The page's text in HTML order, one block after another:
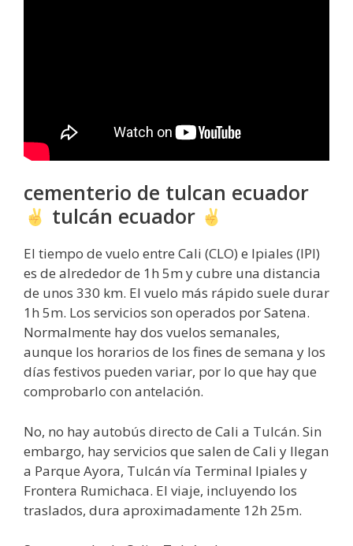
cementerio de tulcan ecuador
tulcán ecuador
El tiempo de vuelo entre Cali (CLO) e Ipiales (IPI)
es de alrededor de 1h 5m y cubre una distancia
de unos 330 km. El vuelo más rápido suele durar
1h 5m. Los servicios son operados por Satena.
Normalmente hay dos vuelos semanales,
aunque los horarios de los fines de semana y los
días festivos pueden variar, por lo que hay que
comprobarlo con antelación.
No, no hay autobús directo de Cali a Tulcán. Sin
embargo, hay servicios que salen de Cali y llegan
a Parque Ayora, Tulcán vía Terminal Ipiales y
Frontera Rumichaca. El viaje, incluyendo los
traslados, dura aproximadamente 12h 25m.